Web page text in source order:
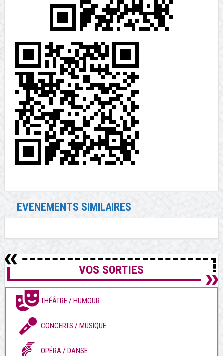
EVÉNEMENTS SIMILAIRES
VOS SORTIES
THÉÂTRE / HUMOUR
CONCERTS / MUSIQUE
OPÉRA / DANSE